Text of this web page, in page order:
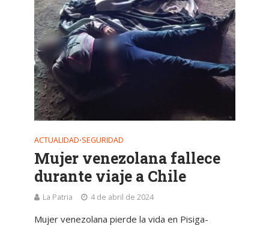
ACTUALIDAD•SEGURIDAD
Mujer venezolana fallece
durante viaje a Chile
La Patria 4 de abril de 2024
Mujer venezolana pierde la vida en Pisiga-